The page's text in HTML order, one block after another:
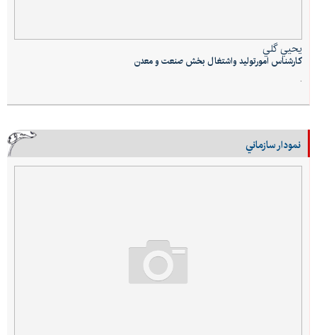
يحيي گلي
کارشناس امورتولید واشتغال بخش صنعت و معدن
.
نمودار سازماني